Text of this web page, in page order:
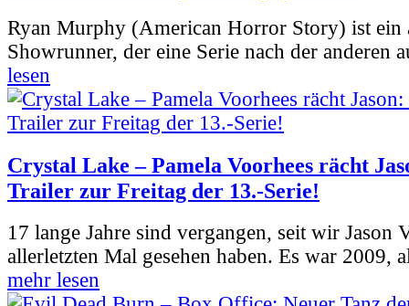
Ryan Murphy (American Horror Story) ist ein
Showrunner, der eine Serie nach der anderen
lesen
Crystal Lake – Pamela Voorhees rächt
Trailer zur Freitag der 13.-Serie!
17 lange Jahre sind vergangen, seit wir Jason
allerletzten Mal gesehen haben. Es war 2009,
mehr lesen